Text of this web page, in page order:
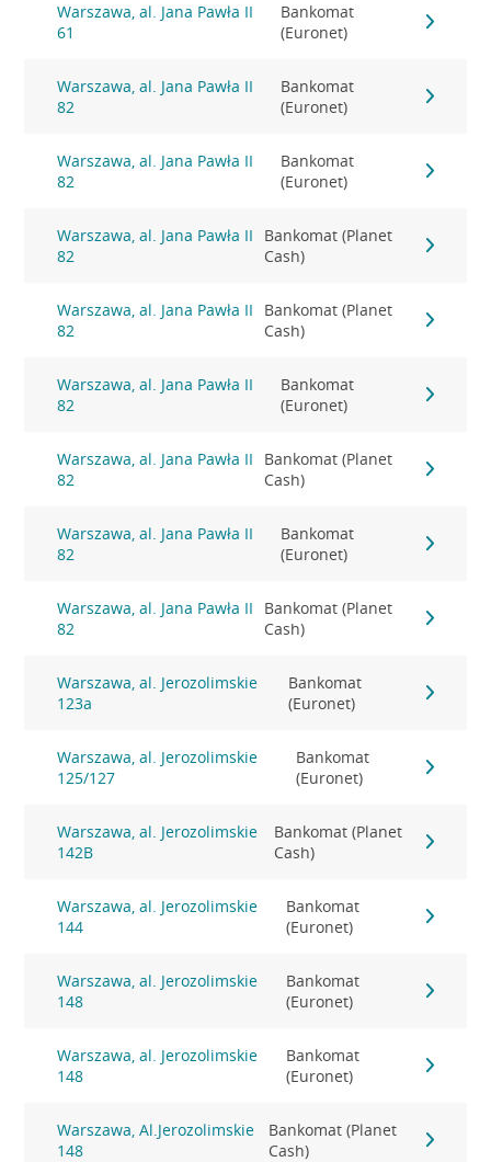
Warszawa, al. Jana Pawła II
61
Bankomat
(Euronet)
Warszawa, al. Jana Pawła II
82
Bankomat
(Euronet)
Warszawa, al. Jana Pawła II
82
Bankomat
(Euronet)
Warszawa, al. Jana Pawła II
82
Bankomat (Planet
Cash)
Warszawa, al. Jana Pawła II
82
Bankomat (Planet
Cash)
Warszawa, al. Jana Pawła II
82
Bankomat
(Euronet)
Warszawa, al. Jana Pawła II
82
Bankomat (Planet
Cash)
Warszawa, al. Jana Pawła II
82
Bankomat
(Euronet)
Warszawa, al. Jana Pawła II
82
Bankomat (Planet
Cash)
Warszawa, al. Jerozolimskie
123a
Bankomat
(Euronet)
Warszawa, al. Jerozolimskie
125/127
Bankomat
(Euronet)
Warszawa, al. Jerozolimskie
142B
Bankomat (Planet
Cash)
Warszawa, al. Jerozolimskie
144
Bankomat
(Euronet)
Warszawa, al. Jerozolimskie
148
Bankomat
(Euronet)
Warszawa, al. Jerozolimskie
148
Bankomat
(Euronet)
Warszawa, Al.Jerozolimskie
148
Bankomat (Planet
Cash)